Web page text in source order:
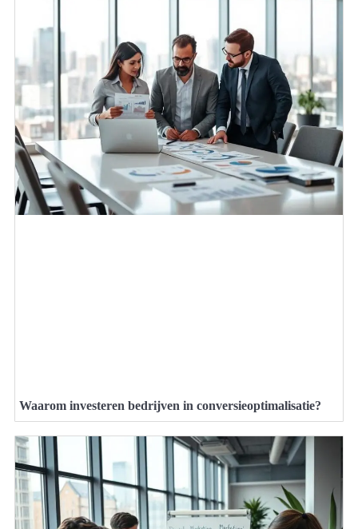
Waarom investeren bedrijven in conversieoptimalisatie?